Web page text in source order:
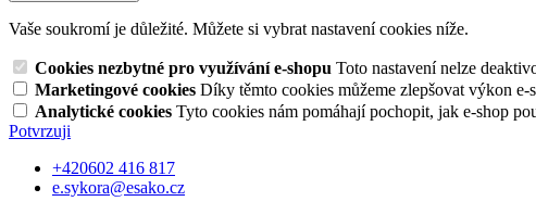
Vaše soukromí je důležité. Můžete si vybrat nastavení cookies níže.
Cookies nezbytné pro využívání e-shopu Toto nastavení nelze
Marketingové cookies Díky těmto cookies můžeme zlepšovat výkon
Analytické cookies Tyto cookies nám pomáhají pochopit, jak e-shop
Potvrzuji
+420602 416 817
e.sykora@esako.cz